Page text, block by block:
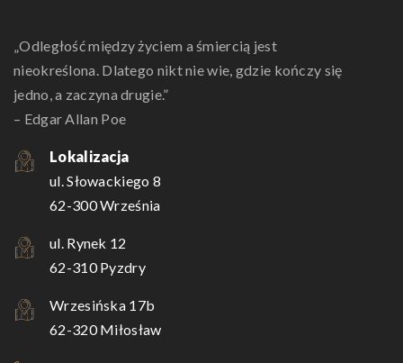
„Odległość między życiem a śmiercią jest
nieokreślona. Dlatego nikt nie wie, gdzie kończy się
jedno, a zaczyna drugie.”
– Edgar Allan Poe
Lokalizacja
ul. Słowackiego 8
62-300 Września
ul. Rynek 12
62-310 Pyzdry
Wrzesińska 17b
62-320 Miłosław